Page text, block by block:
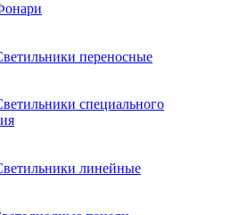
переносные
специального
линейные